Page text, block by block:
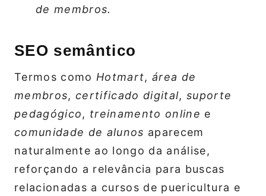
de membros.
SEO semântico
Termos como Hotmart, área de
membros, certificado digital, suporte
pedagógico, treinamento online e
comunidade de alunos aparecem
naturalmente ao longo da análise,
reforçando a relevância para buscas
relacionadas a cursos de puericultura e